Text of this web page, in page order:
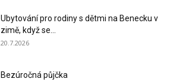
Ubytování pro rodiny s dětmi na Benecku v
zimě, když se...
20.7.2026
Bezúročná půjčka